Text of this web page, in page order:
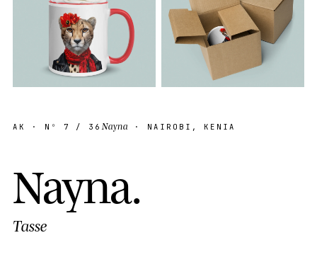
AK · Nº 7 / 36Nayna · NAIROBI, KENIA
Nayna.
Tasse